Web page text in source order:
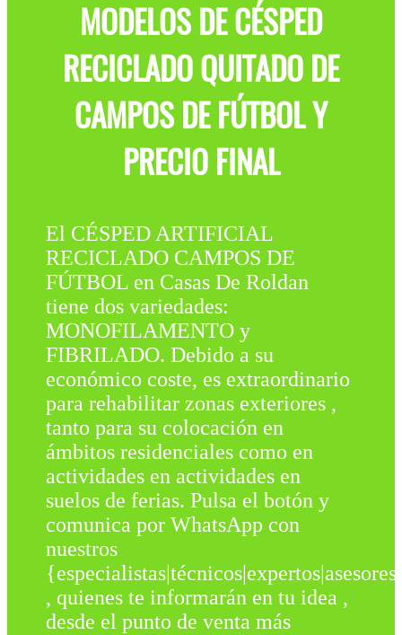
MODELOS DE CÉSPED
RECICLADO QUITADO DE
CAMPOS DE FÚTBOL Y
PRECIO FINAL
El CÉSPED ARTIFICIAL
RECICLADO CAMPOS DE
FÚTBOL en Casas De Roldan
tiene dos variedades:
MONOFILAMENTO y
FIBRILADO. Debido a su
económico coste, es extraordinario
para rehabilitar zonas exteriores ,
tanto para su colocación en
ámbitos residenciales como en
actividades en actividades en
suelos de ferias. Pulsa el botón y
comunica por WhatsApp con
nuestros
{especialistas|técnicos|expertos|asesores
, quienes te informarán en tu idea ,
desde el punto de venta más